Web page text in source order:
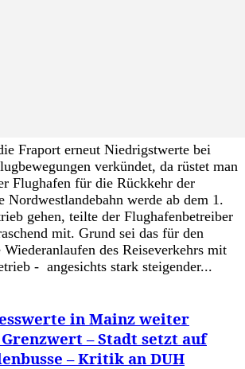
Fraport erneut Niedrigstwerte bei
verkündet, da rüstet man
Flughafen für die Rückkehr der
Nordwestlandebahn werde ab dem 1.
gehen, teilte der Flughafenbetreiber
mit. Grund sei das für den
Wiederanlaufen des Reiseverkehrs mit
- angesichts stark steigender...
in Mainz weiter
– Stadt setzt auf
– Kritik an DUH